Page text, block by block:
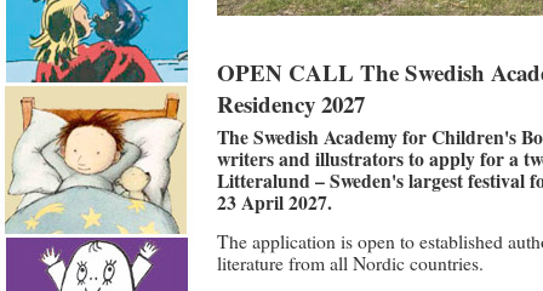
OPEN CALL The Swedish
Residency 2027
The Swedish Academy for Children's
writers and illustrators to apply for a
Litteralund – Sweden's largest
23 April 2027.
The application is open to established
literature from all Nordic countries.